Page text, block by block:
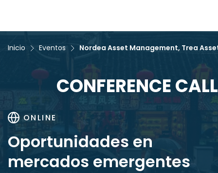
Inicio Eventos Nordea Asset Management, Trea
CONFERENCE CALL
ONLINE
Oportunidades en
mercados emergentes